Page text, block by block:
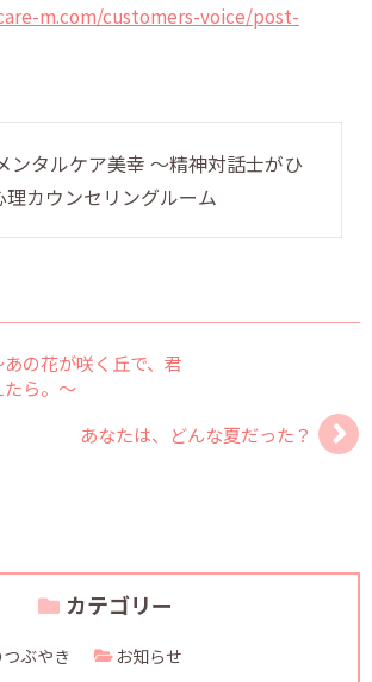
m.com/customers-voice/post-
ンタルケア美幸 〜精神対話士がひ
理カウンセリングルーム
の花が咲く丘で、君
たら。～
あなたは、どんな夏だった？
カテゴリー
ぶやき
お知らせ